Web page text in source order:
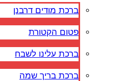
ברכת מודים דרבנן
פטום הקטורת
ברכת עלינו לשבח
ברכת בריך שמה